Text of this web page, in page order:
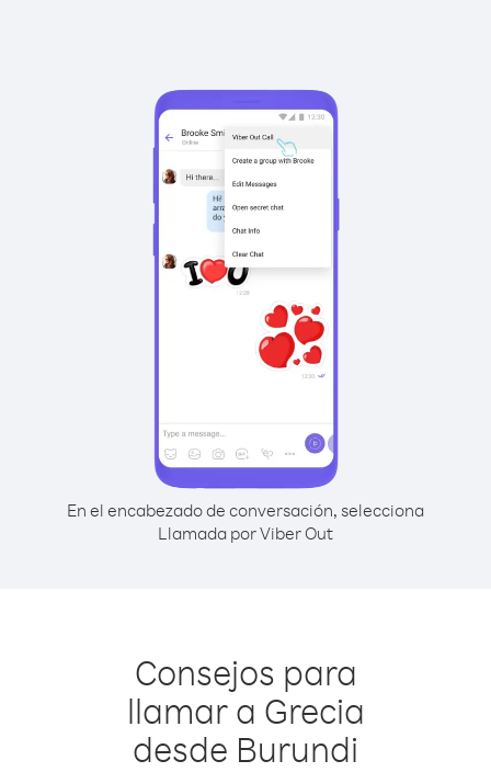
En el encabezado de conversación, selecciona
Llamada por Viber Out
Consejos para
llamar a Grecia
desde Burundi